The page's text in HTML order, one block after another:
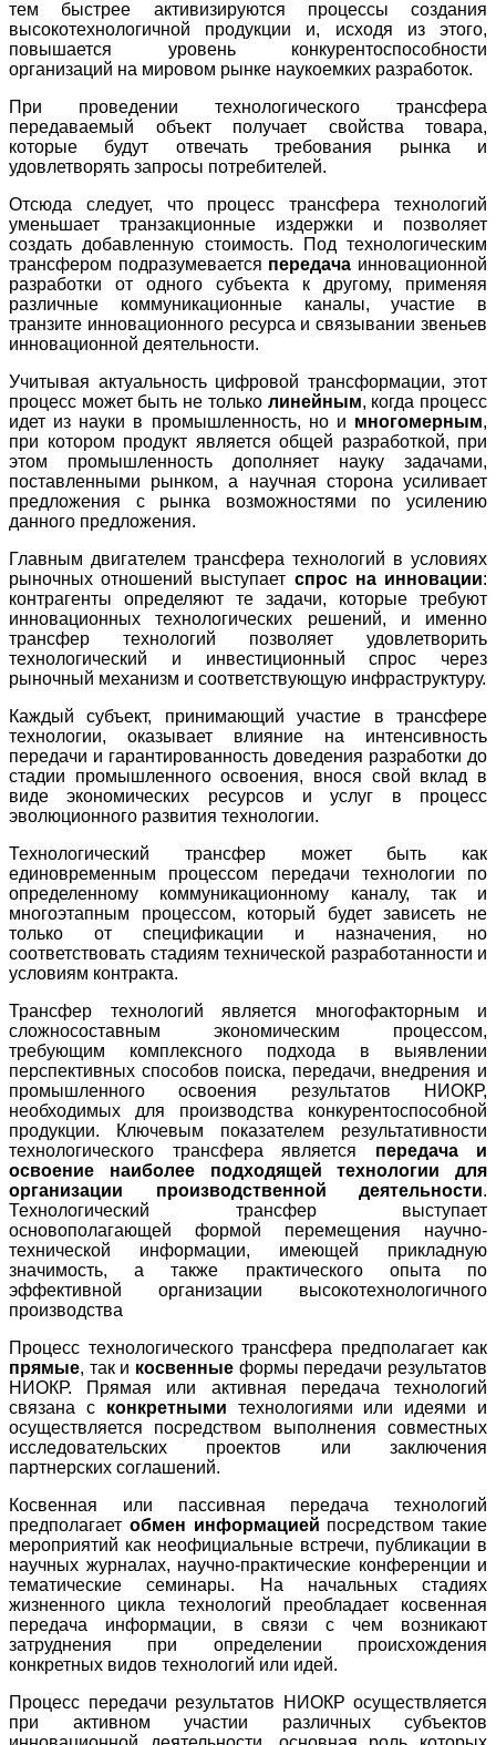
тем быстрее активизируются процессы создания
высокотехнологичной продукции и, исходя из этого,
повышается уровень конкурентоспособности
организаций на мировом рынке наукоемких разработок.
При проведении технологического трансфера
передаваемый объект получает свойства товара,
которые будут отвечать требования рынка и
удовлетворять запросы потребителей.
Отсюда следует, что процесс трансфера технологий
уменьшает транзакционные издержки и позволяет
создать добавленную стоимость. Под технологическим
трансфером подразумевается передача инновационной
разработки от одного субъекта к другому, применяя
различные коммуникационные каналы, участие в
транзите инновационного ресурса и связывании звеньев
инновационной деятельности.
Учитывая актуальность цифровой трансформации, этот
процесс может быть не только линейным, когда процесс
идет из науки в промышленность, но и многомерным,
при котором продукт является общей разработкой, при
этом промышленность дополняет науку задачами,
поставленными рынком, а научная сторона усиливает
предложения с рынка возможностями по усилению
данного предложения.
Главным двигателем трансфера технологий в условиях
рыночных отношений выступает спрос на инновации:
контрагенты определяют те задачи, которые требуют
инновационных технологических решений, и именно
трансфер технологий позволяет удовлетворить
технологический и инвестиционный спрос через
рыночный механизм и соответствующую инфраструктуру.
Каждый субъект, принимающий участие в трансфере
технологии, оказывает влияние на интенсивность
передачи и гарантированность доведения разработки до
стадии промышленного освоения, внося свой вклад в
виде экономических ресурсов и услуг в процесс
эволюционного развития технологии.
Технологический трансфер может быть как
единовременным процессом передачи технологии по
определенному коммуникационному каналу, так и
многоэтапным процессом, который будет зависеть не
только от спецификации и назначения, но
соответствовать стадиям технической разработанности и
условиям контракта.
Трансфер технологий является многофакторным и
сложносоставным экономическим процессом,
требующим комплексного подхода в выявлении
перспективных способов поиска, передачи, внедрения и
промышленного освоения результатов НИОКР,
необходимых для производства конкурентоспособной
продукции. Ключевым показателем результативности
технологического трансфера является передача и
освоение наиболее подходящей технологии для
организации производственной деятельности.
Технологический трансфер выступает
основополагающей формой перемещения научно-
технической информации, имеющей прикладную
значимость, а также практического опыта по
эффективной организации высокотехнологичного
производства
Процесс технологического трансфера предполагает как
прямые, так и косвенные формы передачи результатов
НИОКР. Прямая или активная передача технологий
связана с конкретными технологиями или идеями и
осуществляется посредством выполнения совместных
исследовательских проектов или заключения
партнерских соглашений.
Косвенная или пассивная передача технологий
предполагает обмен информацией посредством такие
мероприятий как неофициальные встречи, публикации в
научных журналах, научно-практические конференции и
тематические семинары. На начальных стадиях
жизненного цикла технологий преобладает косвенная
передача информации, в связи с чем возникают
затруднения при определении происхождения
конкретных видов технологий или идей.
Процесс передачи результатов НИОКР осуществляется
при активном участии различных субъектов